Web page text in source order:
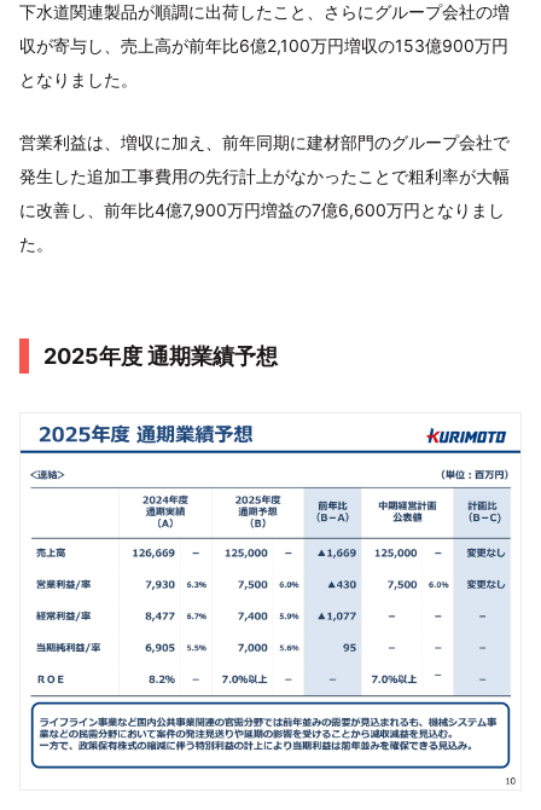
下水道関連製品が順調に出荷したこと、さらにグループ会社の増
収が寄与し、売上高が前年比6億2,100万円増収の153億900万円
となりました。
営業利益は、増収に加え、前年同期に建材部門のグループ会社で
発生した追加工事費用の先行計上がなかったことで粗利率が大幅
に改善し、前年比4億7,900万円増益の7億6,600万円となりまし
た。
2025年度 通期業績予想